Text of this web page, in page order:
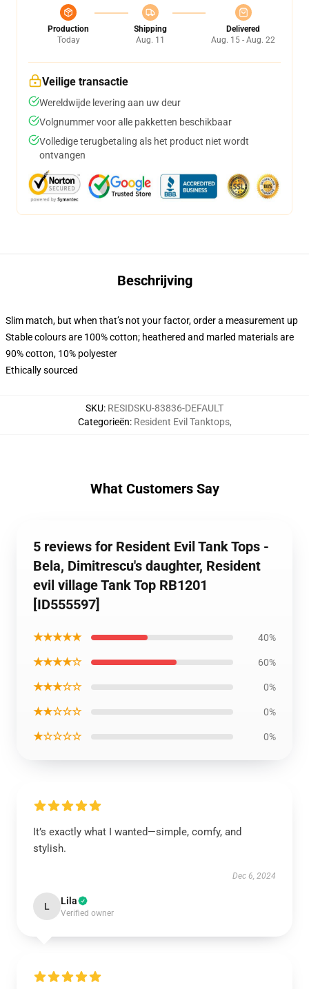
Production
Today
Shipping
Aug. 11
Delivered
Aug. 15 - Aug. 22
Veilige transactie
Wereldwijde levering aan uw deur
Volgnummer voor alle pakketten beschikbaar
Volledige terugbetaling als het product niet wordt
ontvangen
Beschrijving
Slim match, but when that’s not your factor, order a measurement up
Stable colours are 100% cotton; heathered and marled materials are
90% cotton, 10% polyester
Ethically sourced
SKU: RESIDSKU-83836-DEFAULT
Categorieën: Resident Evil Tanktops,
What Customers Say
5 reviews for Resident Evil Tank Tops -
Bela, Dimitrescu's daughter, Resident
evil village Tank Top RB1201
[ID555597]
★★★★★ 40%
★★★★☆ 60%
★★★☆☆ 0%
★★☆☆☆ 0%
★☆☆☆☆ 0%
It’s exactly what I wanted—simple, comfy, and
stylish.
Dec 6, 2024
L Lila
Verified owner